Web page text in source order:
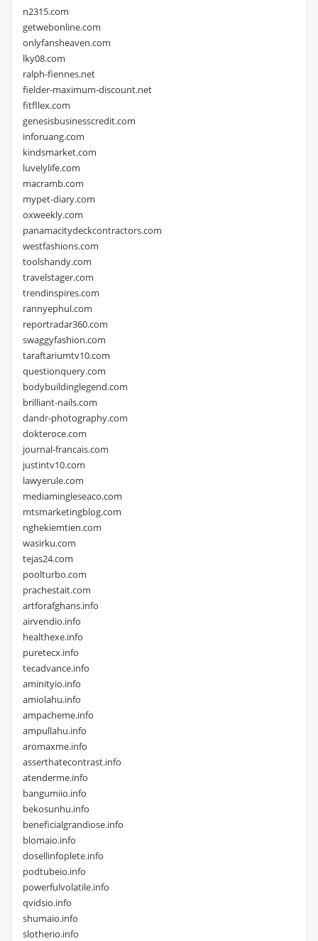
n2315.com
getwebonline.com
onlyfansheaven.com
lky08.com
ralph-fiennes.net
fielder-maximum-discount.net
fitfllex.com
genesisbusinesscredit.com
inforuang.com
kindsmarket.com
luvelylife.com
macramb.com
mypet-diary.com
oxweekly.com
panamacitydeckcontractors.com
westfashions.com
toolshandy.com
travelstager.com
trendinspires.com
rannyephul.com
reportradar360.com
swaggyfashion.com
taraftariumtv10.com
questionquery.com
bodybuildinglegend.com
brilliant-nails.com
dandr-photography.com
dokteroce.com
journal-francais.com
justintv10.com
lawyerule.com
mediamingleseaco.com
mtsmarketingblog.com
nghekiemtien.com
wasirku.com
tejas24.com
poolturbo.com
prachestait.com
artforafghans.info
airvendio.info
healthexe.info
puretecx.info
tecadvance.info
aminityio.info
amiolahu.info
ampacheme.info
ampullahu.info
aromaxme.info
asserthatecontrast.info
atenderme.info
bangumiio.info
bekosunhu.info
beneficialgrandiose.info
blomaio.info
dosellinfoplete.info
podtubeio.info
powerfulvolatile.info
qvidsio.info
shumaio.info
slotherio.info